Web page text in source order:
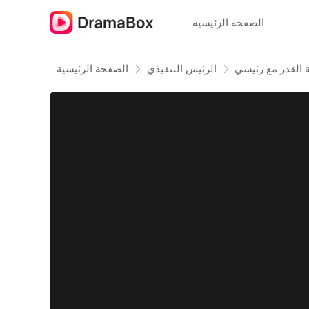
الصفحة الرئيسية
الصفحة الرئيسية الرئيس التنفيذي القدر مع رئيسي